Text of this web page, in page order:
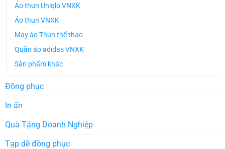
Áo thun Uniqlo VNXK
Áo thun VNXK
May áo Thun thể thao
Quần áo adidas VNXK
Sản phẩm khác
Đồng phục
In ấn
Quà Tặng Doanh Nghiệp
Tạp dề đồng phục